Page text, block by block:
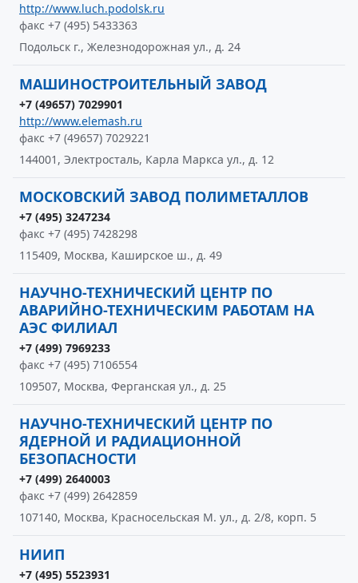
http://www.luch.podolsk.ru
факс +7 (495) 5433363
Подольск г., Железнодорожная ул., д. 24
МАШИНОСТРОИТЕЛЬНЫЙ ЗАВОД
+7 (49657) 7029901
http://www.elemash.ru
факс +7 (49657) 7029221
144001, Электросталь, Карла Маркса ул., д. 12
МОСКОВСКИЙ ЗАВОД ПОЛИМЕТАЛЛОВ
+7 (495) 3247234
факс +7 (495) 7428298
115409, Москва, Каширское ш., д. 49
НАУЧНО-ТЕХНИЧЕСКИЙ ЦЕНТР ПО
АВАРИЙНО-ТЕХНИЧЕСКИМ РАБОТАМ НА
АЭС ФИЛИАЛ
+7 (499) 7969233
факс +7 (495) 7106554
109507, Москва, Ферганская ул., д. 25
НАУЧНО-ТЕХНИЧЕСКИЙ ЦЕНТР ПО
ЯДЕРНОЙ И РАДИАЦИОННОЙ
БЕЗОПАСНОСТИ
+7 (499) 2640003
факс +7 (499) 2642859
107140, Москва, Красносельская М. ул., д. 2/8, корп. 5
НИИП
+7 (495) 5523931